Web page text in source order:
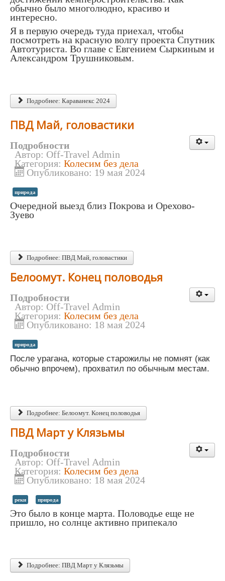
обычно было многолюдно, красиво и
интересно.
Я в первую очередь туда приехал, чтобы
посмотреть на красную волгу проекта Спутник
Автотуриста. Во главе с Евгением Сыркиным и
Александром Трушниковым.
Подробнее: Караванекс 2024
ПВД Май, головастики
Подробности
Автор: Off-Travel Admin
Категория: Колесим без дела
Опубликовано: 19 мая 2024
природа
Очередной выезд близ Покрова и Орехово-
Зуево
Подробнее: ПВД Май, головастики
Белоомут. Конец половодья
Подробности
Автор: Off-Travel Admin
Категория: Колесим без дела
Опубликовано: 18 мая 2024
природа
После урагана, которые старожилы не помнят (как
обычно впрочем), прохватил по обычным местам.
Подробнее: Белоомут. Конец половодья
ПВД Март у Клязьмы
Подробности
Автор: Off-Travel Admin
Категория: Колесим без дела
Опубликовано: 18 мая 2024
реки природа
Это было в конце марта. Половодье еще не
пришло, но солнце активно припекало
Подробнее: ПВД Март у Клязьмы